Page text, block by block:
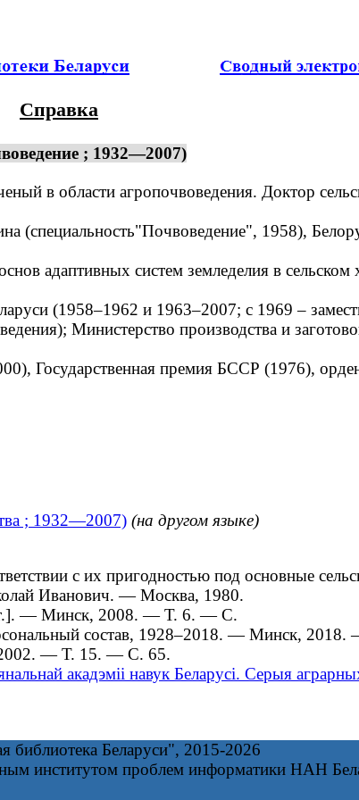
Справка
; 1932—2007)
в области агропочвоведения. Доктор
1958),
адаптивных систем земледелия в сельском
(1958–1962 и 1963–2007; с 1969 –
Министерство производства и
Государственная премия БССР (1976),
; 1932—2007) (на другом языке)
с их пригодностью под основные
Иванович. — Москва, 1980.
т.]. — Минск, 2008. — Т. 6. — С.
состав, 1928–2018. — Минск,
2002. — Т. 15. — С. 65.
акадэміі навук Беларусі. Серыя
библиотека Беларуси", 2015-2026
институтом проблем информатики НАН